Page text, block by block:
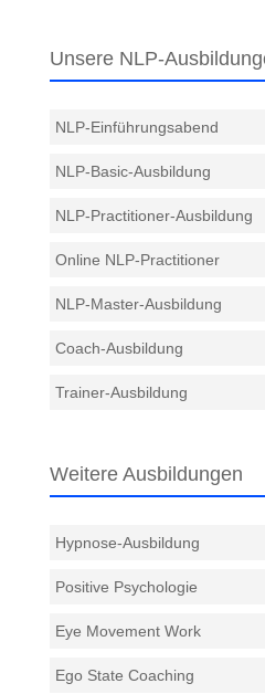
Unsere NLP-
NLP-Einführungsabend
NLP-Basic-Ausbildung
NLP-Practitioner-Ausbildung
Online NLP-Practitioner
NLP-Master-Ausbildung
Coach-Ausbildung
Trainer-Ausbildung
Weitere Ausbildungen
Hypnose-Ausbildung
Positive Psychologie
Eye Movement Work
Ego State Coaching